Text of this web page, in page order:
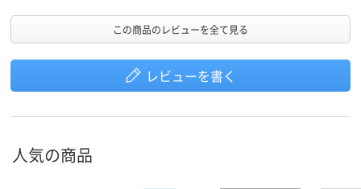
この商品のレビューを全て見る
レビューを書く
人気の商品